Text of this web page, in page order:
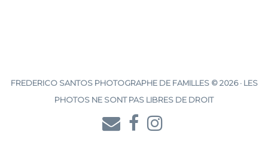
FREDERICO SANTOS PHOTOGRAPHE DE FAMILLES © 2026 · LES
PHOTOS NE SONT PAS LIBRES DE DROIT